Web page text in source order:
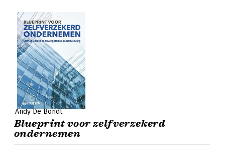
Andy De Bondt
Blueprint voor zelfverzekerd
ondernemen